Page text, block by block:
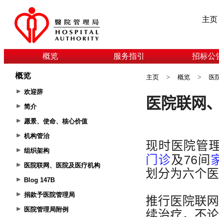
主页
概览 服务指引 招标公
概览
欢迎辞
简介
愿景、使命、核心价值
机构管治
组织架构
医院联网、医院及医疗机构
Blog 147B
捐款予医院管理局
医院管理局附例
主页 > 概览 > 医